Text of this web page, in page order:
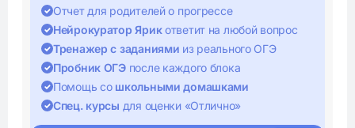
Отчет для родителей о прогрессе
Нейрокуратор Ярикответит на любой вопрос
Тренажер с заданиями из реального ОГЭ
Пробник ОГЭпосле каждого блока
Помощь со школьными домашками
Спец. курсы для оценки «Отлично»